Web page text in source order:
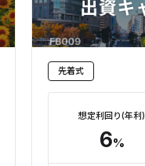
先着式
想定利回り(年利)
6%